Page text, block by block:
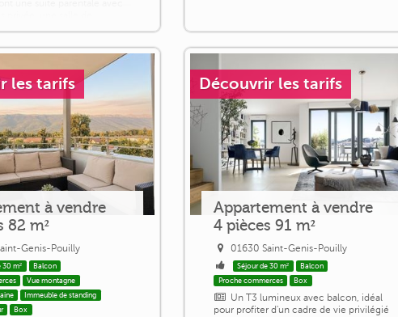
les tarifs
à vendre
82 m²
Genis-Pouilly
30 m²
Balcon
Vue montagne
Immeuble de standing
Box
Découvrir les tarifs
Appartement à vendre
4 pièces 91 m²
01630 Saint-Genis-Pouilly
Séjour de 30 m²
Balcon
Proche commerces
Box
Un T3 lumineux avec balcon, idéal
pour profiter d'un cadre de vie privilégié